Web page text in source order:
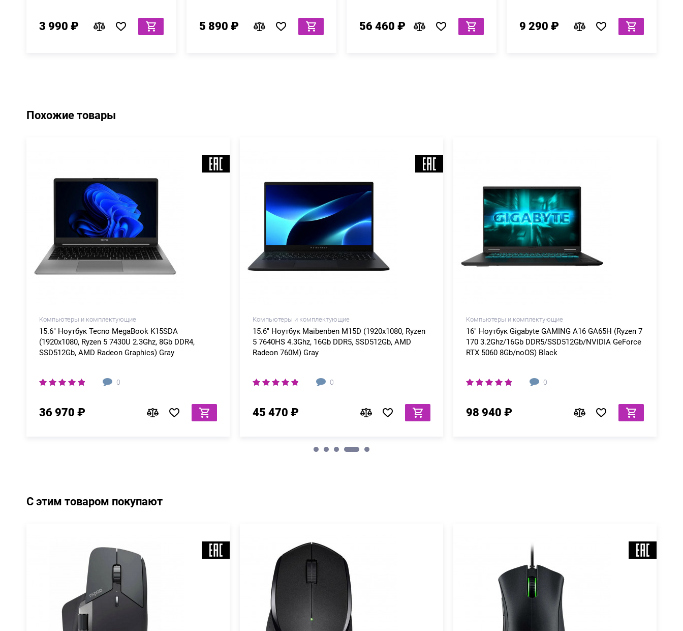
3 990 ₽ 5 890 ₽ 56 460 ₽ 9 290 ₽
Похожие товары
Компьютеры и комплектующие
15.6" Ноутбук Tecno MegaBook K15SDA
(1920x1080, Ryzen 5 7430U 2.3Ghz, 8Gb DDR4,
SSD512Gb, AMD Radeon Graphics) Gray
0
36 970 ₽
Компьютеры и комплектующие
15.6" Ноутбук Maibenben M15D (1920x1080, Ryzen
5 7640HS 4.3Ghz, 16Gb DDR5, SSD512Gb, AMD
Radeon 760M) Gray
0
45 470 ₽
Компьютеры и комплектующие
16" Ноутбук Gigabyte GAMING A16 GA65H (Ryzen 7
170 3.2Ghz/16Gb DDR5/SSD512Gb/NVIDIA GeForce
RTX 5060 8Gb/noOS) Black
0
98 940 ₽
С этим товаром покупают